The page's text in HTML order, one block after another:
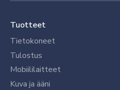
Tuotteet
Tietokoneet
Tulostus
Mobiililaitteet
Kuva ja ääni